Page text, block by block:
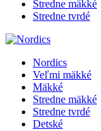
Stredne mäkké
Stredne tvrdé
Nordics
Veľmi mäkké
Mäkké
Stredne mäkké
Stredne tvrdé
Detské